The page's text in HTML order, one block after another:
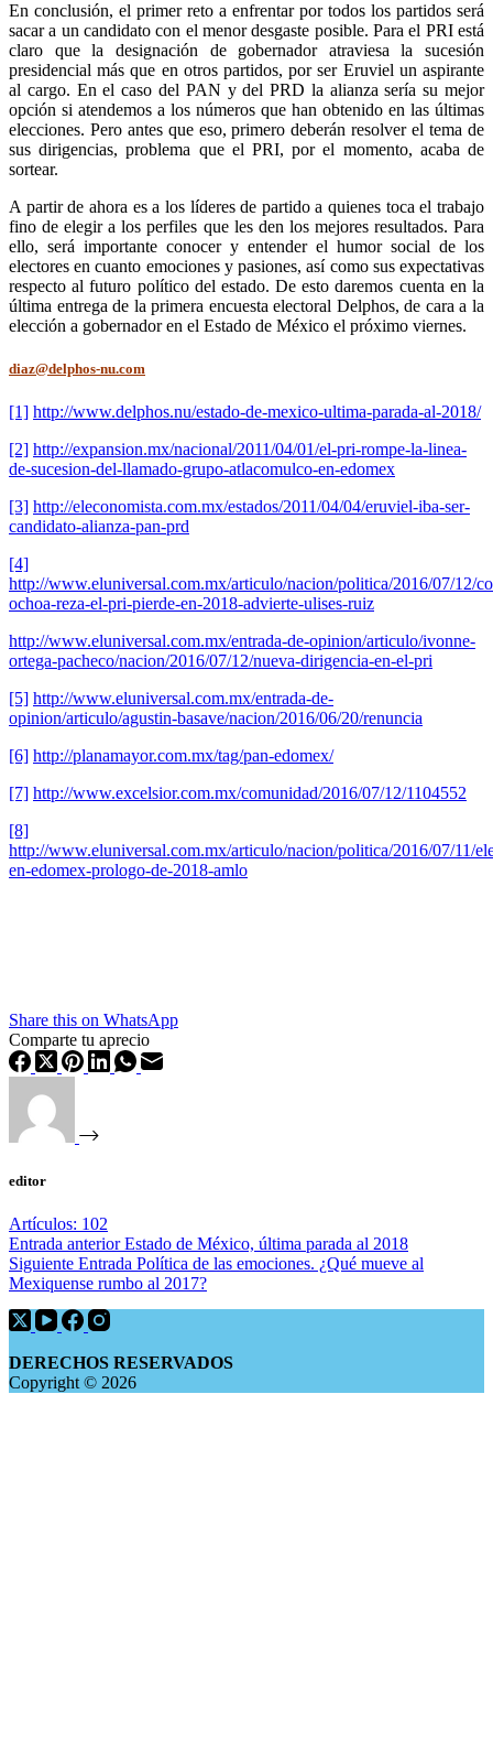
En conclusión, el primer reto a enfrentar por todos los partidos será
sacar a un candidato con el menor desgaste posible. Para el PRI está
claro que la designación de gobernador atraviesa la sucesión
presidencial más que en otros partidos, por ser Eruviel un aspirante
al cargo. En el caso del PAN y del PRD la alianza sería su mejor
opción si atendemos a los números que han obtenido en las últimas
elecciones. Pero antes que eso, primero deberán resolver el tema de
sus dirigencias, problema que el PRI, por el momento, acaba de
sortear.
A partir de ahora es a los líderes de partido a quienes toca el trabajo
fino de elegir a los perfiles que les den los mejores resultados. Para
ello, será importante conocer y entender el humor social de los
electores en cuanto emociones y pasiones, así como sus expectativas
respecto al futuro político del estado. De esto daremos cuenta en la
última entrega de la primera encuesta electoral Delphos, de cara a la
elección a gobernador en el Estado de México el próximo viernes.
diaz@delphos-nu.com
[1] http://www.delphos.nu/estado-de-mexico-ultima-parada-al-2018/
[2] http://expansion.mx/nacional/2011/04/01/el-pri-rompe-la-linea-
de-sucesion-del-llamado-grupo-atlacomulco-en-edomex
[3] http://eleconomista.com.mx/estados/2011/04/04/eruviel-iba-ser-
candidato-alianza-pan-prd
[4]
http://www.eluniversal.com.mx/articulo/nacion/politica/2016/07/12/
ochoa-reza-el-pri-pierde-en-2018-advierte-ulises-ruiz
http://www.eluniversal.com.mx/entrada-de-opinion/articulo/ivonne-
ortega-pacheco/nacion/2016/07/12/nueva-dirigencia-en-el-pri
[5] http://www.eluniversal.com.mx/entrada-de-
opinion/articulo/agustin-basave/nacion/2016/06/20/renuncia
[6] http://planamayor.com.mx/tag/pan-edomex/
[7] http://www.excelsior.com.mx/comunidad/2016/07/12/1104552
[8]
http://www.eluniversal.com.mx/articulo/nacion/politica/2016/07/11/
en-edomex-prologo-de-2018-amlo
Share this on WhatsApp
Comparte tu aprecio
editor
Artículos: 102
Entrada anteriorEstado de México, última parada al 2018
Siguiente Entrada Política de las emociones. ¿Qué mueve al
Mexiquense rumbo al 2017?
DERECHOS RESERVADOS
Copyright © 2026